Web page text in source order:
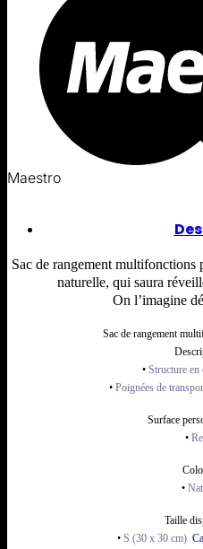
Maestro
Sac de rangement multifonctions
naturelle, qui saura
On l’imagine
Sac de rangement
• Structure en
• Poignées de
Surface
•
•
Taille
•S (30 x 30 cm)